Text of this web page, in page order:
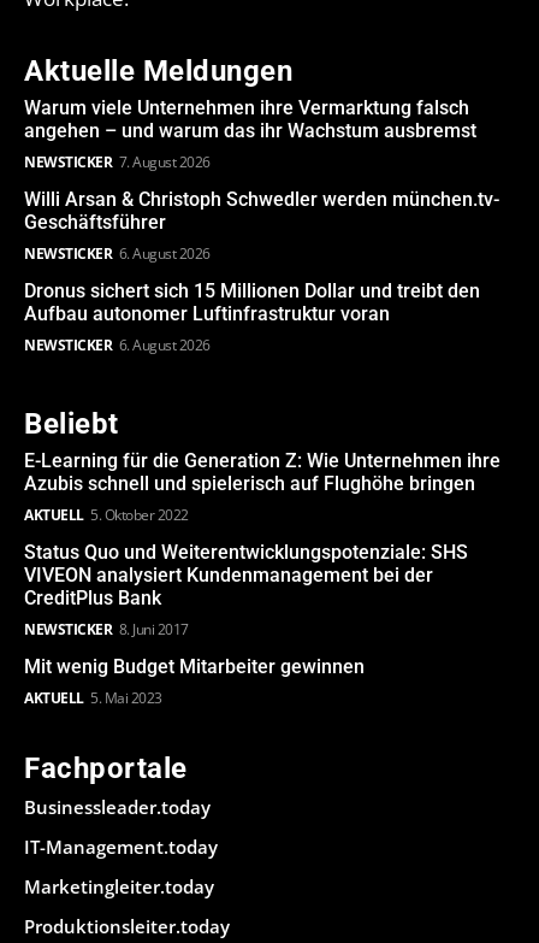
Aktuelle Meldungen
Warum viele Unternehmen ihre Vermarktung falsch
angehen – und warum das ihr Wachstum ausbremst
NEWSTICKER 7. August 2026
Willi Arsan & Christoph Schwedler werden münchen.tv-
Geschäftsführer
NEWSTICKER 6. August 2026
Dronus sichert sich 15 Millionen Dollar und treibt den
Aufbau autonomer Luftinfrastruktur voran
NEWSTICKER 6. August 2026
Beliebt
E-Learning für die Generation Z: Wie Unternehmen ihre
Azubis schnell und spielerisch auf Flughöhe bringen
AKTUELL 5. Oktober 2022
Status Quo und Weiterentwicklungspotenziale: SHS
VIVEON analysiert Kundenmanagement bei der
CreditPlus Bank
NEWSTICKER 8. Juni 2017
Mit wenig Budget Mitarbeiter gewinnen
AKTUELL 5. Mai 2023
Fachportale
Businessleader.today
IT-Management.today
Marketingleiter.today
Produktionsleiter.today